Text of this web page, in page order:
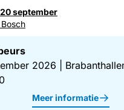
inhoud
september
2026
Meer informatie